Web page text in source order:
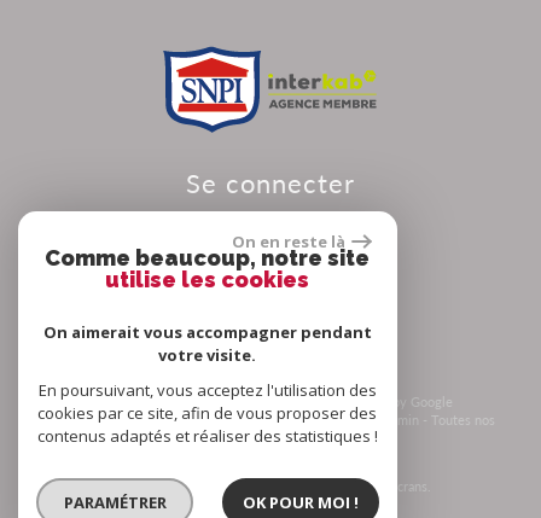
se connecter
© 2026 | Tous droits réservés | Traduction powered by Google
Plan du site- Mentions légales- Nos honoraires-Liens- Admin - Toutes nos
annonces-Politique RGPD
un seul site adaptable à tous les types d'écrans.
On en reste là
Comme beaucoup, notre site
utilise les cookies
On aimerait vous accompagner pendant
votre visite.
En poursuivant, vous acceptez l'utilisation des
cookies par ce site, afin de vous proposer des
contenus adaptés et réaliser des statistiques !
PARAMÉTRER OK POUR MOI !